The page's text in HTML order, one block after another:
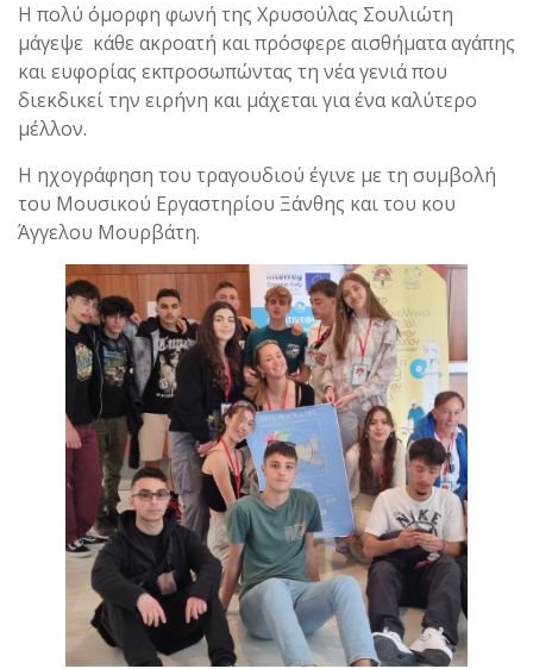
Η πολύ όμορφη φωνή της Χρυσούλας Σουλιώτη
μάγεψε κάθε ακροατή και πρόσφερε αισθήματα αγάπης
και ευφορίας εκπροσωπώντας τη νέα γενιά που
διεκδικεί την ειρήνη και μάχεται για ένα καλύτερο
μέλλον.
Η ηχογράφηση του τραγουδιού έγινε με τη συμβολή
του Μουσικού Εργαστηρίου Ξάνθης και του κου
Άγγελου Μουρβάτη.